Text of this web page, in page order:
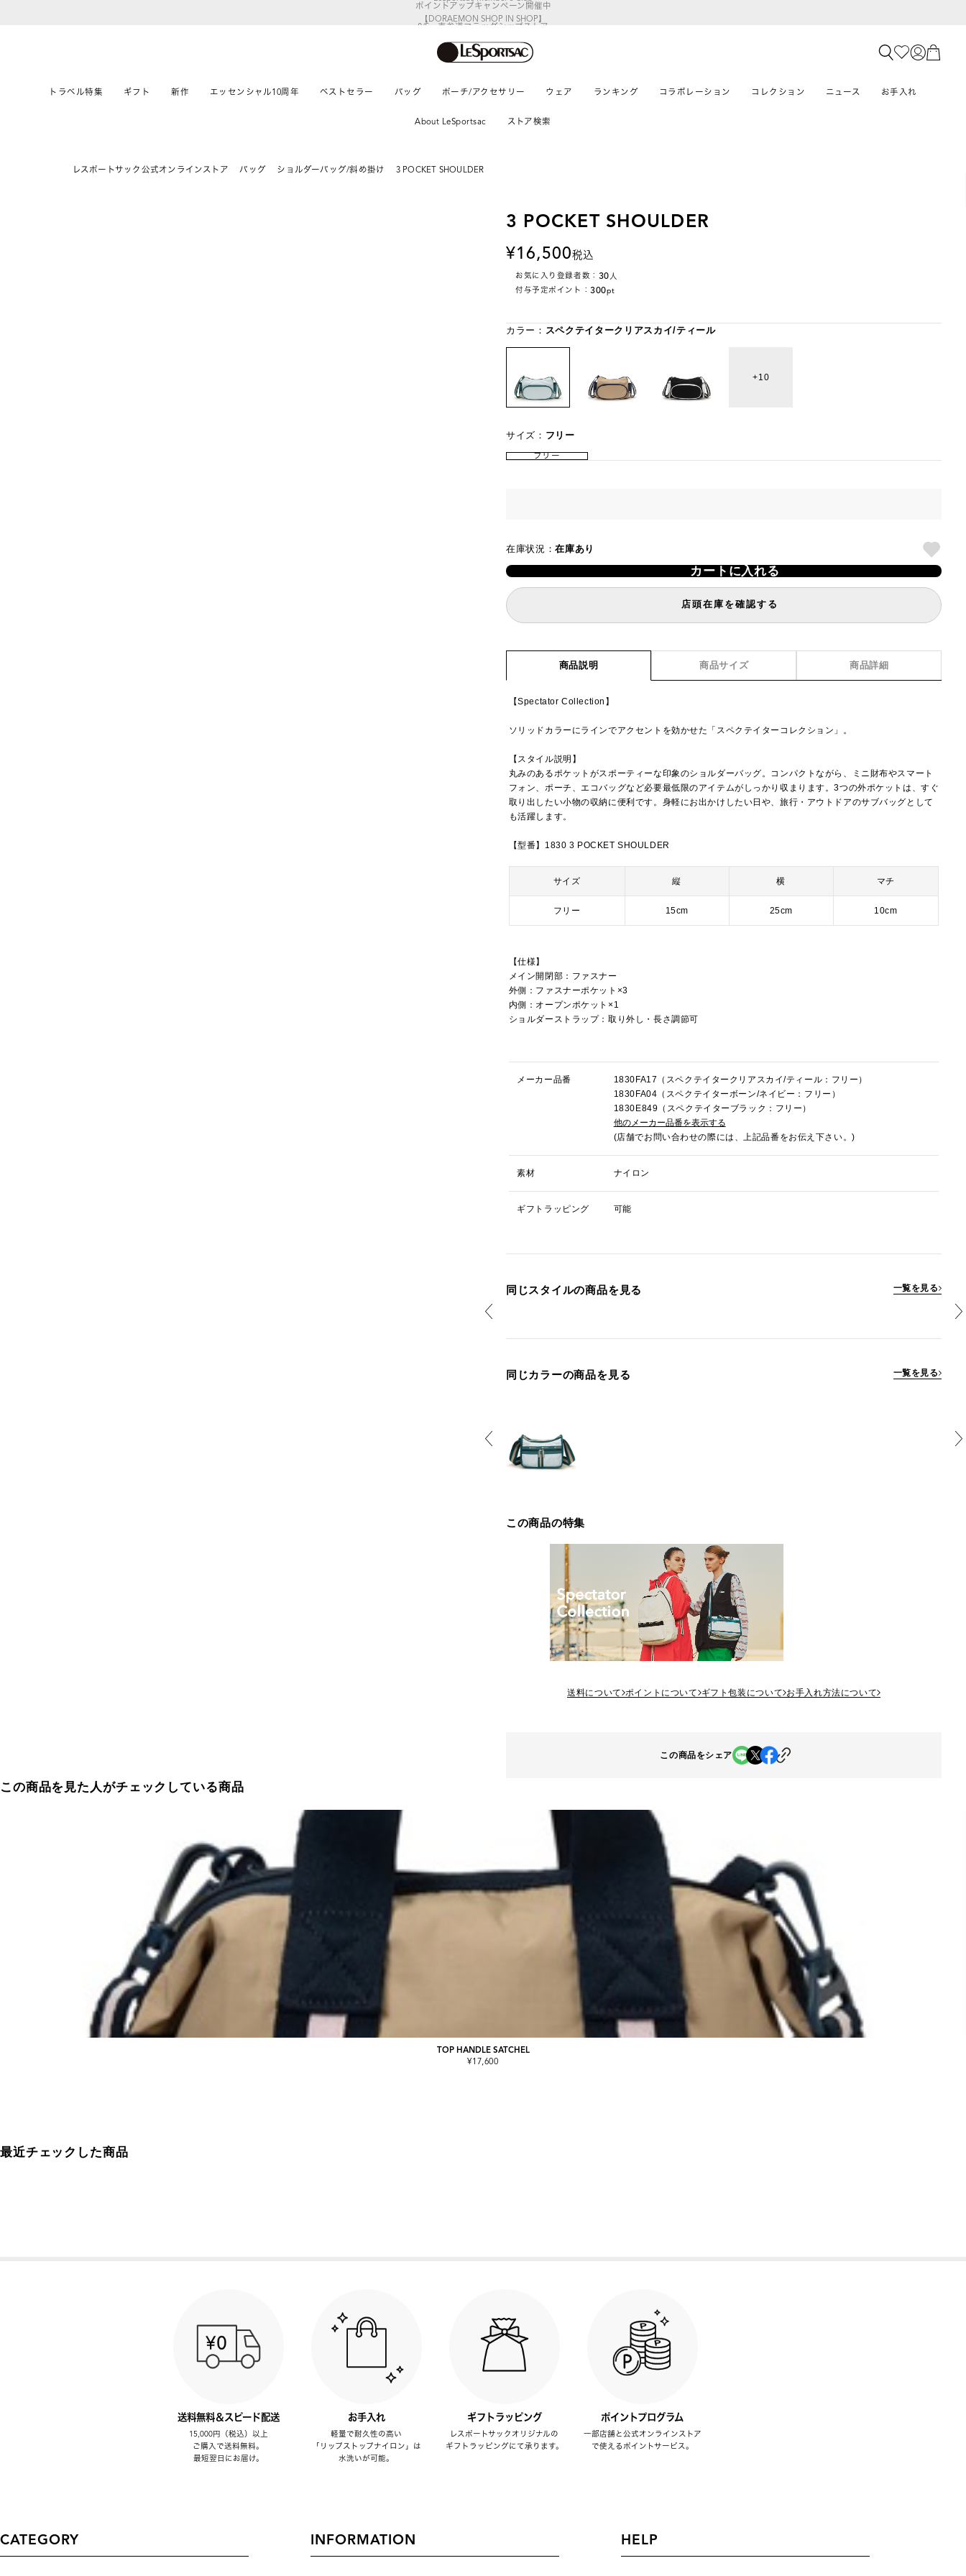
【DORAEMON SHOP IN SHOP】
8/5～表参道フラッグシップストア
トラベル特集 ギフト 新作 エッセンシャル10周年 ベストセラー バッグ ポーチ/アクセサリー ウェア ランキング コラボレーション コレクション ニュース お手入れ
About LeSportsac ストア検索
レスポートサック公式オンラインストア バッグ ショルダーバッグ/斜め掛け 3 POCKET SHOULDER
3 POCKET SHOULDER
16,500税込
お気に入り登録者数： 30人
付与予定ポイント：300pt
カラー： スペクテイタークリアスカイ/ティール
10
サイズ： フリー
フリー
在庫状況：在庫あり
カートに入れる
店頭在庫を確認する
商品説明 商品サイズ 商品詳細
【Spectator Collection】
ソリッドカラーにラインでアクセントを効かせた「スペクテイターコレクション」。
【スタイル説明】
丸みのあるポケットがスポーティーな印象のショルダーバッグ。コンパクトながら、ミニ財布やスマート
フォン、ポーチ、エコバッグなど必要最低限のアイテムがしっかり収まります。3つの外ポケットは、すぐ
取り出したい小物の収納に便利です。身軽にお出かけしたい日や、旅行・アウトドアのサブバッグとして
も活躍します。
【型番】1830 3 POCKET SHOULDER
サイズ 縦 横 マチ
フリー 15cm 25cm 10cm
【仕様】
メイン開閉部：ファスナー
外側：ファスナーポケット×3
内側：オープンポケット×1
ショルダーストラップ：取り外し・長さ調節可
メーカー品番
1830FA17（スペクテイタークリアスカイ/ティール：フリー）
1830FA04（スペクテイターボーン/ネイビー：フリー）
1830E849（スペクテイターブラック：フリー）
他のメーカー品番を表示する
(店舗でお問い合わせの際には、上記品番をお伝え下さい。)
素材 ナイロン
ギフトラッピング 可能
同じスタイルの商品を見る 一覧を見る
同じカラーの商品を見る 一覧を見る
この商品の特集
送料について ポイントについて ギフト包装について お手入れ方法について
この商品をシェア
この商品を見た人がチェックしている商品
TOP HANDLE SATCHEL
¥17,600
最近チェックした商品
送料無料＆スピード配送
15,000円（税込）以上
ご購入で送料無料。
最短翌日にお届け。
お手入れ
軽量で耐久性の高い
「リップストップナイロン」は
水洗いが可能。
ギフトラッピング
レスポートサックオリジナルの
ギフトラッピングにて承ります。
ポイントプログラム
一部店舗と公式オンラインストア
で使えるポイントサービス。
CATEGORY INFORMATION HELP